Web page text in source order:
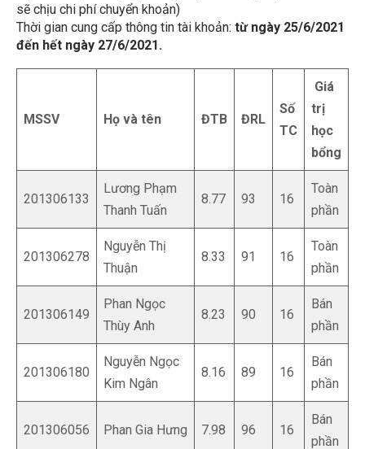
sẽ chịu chi phí chuyển khoản)
Thời gian cung cấp thông tin tài khoản: từ ngày 25/6/2021
đến hết ngày 27/6/2021.
MSSV Họ và tên ĐTB ĐRL
Số
TC
Giá
trị
học
bổng
201306133
Lương Phạm
Thanh Tuấn
8.77 93 16
Toàn
phần
201306278
Nguyễn Thị
Thuận
8.33 91 16
Toàn
phần
201306149
Phan Ngọc
Thùy Anh
8.23 90 16
Bán
phần
201306180
Nguyễn Ngọc
Kim Ngân
8.16 89 16
Bán
phần
201306056 Phan Gia Hưng 7.98 96 16
Bán
phần